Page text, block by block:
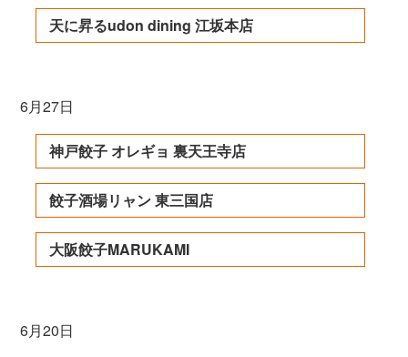
天に昇るudon dining 江坂本店
6月27日
神戸餃子 オレギョ 裏天王寺店
餃子酒場リャン 東三国店
大阪餃子MARUKAMI
6月20日